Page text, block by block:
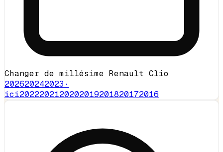
Changer de millésime Renault Clio
202620242023 ·
ici2022202120202019201820172016